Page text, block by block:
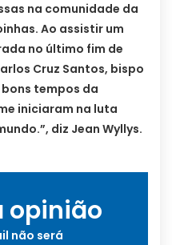
na comunidade da
Ao assistir um
no último fim de
Cruz Santos, bispo
bons tempos da
iniciaram na luta
diz Jean Wyllys.
opinião
não será